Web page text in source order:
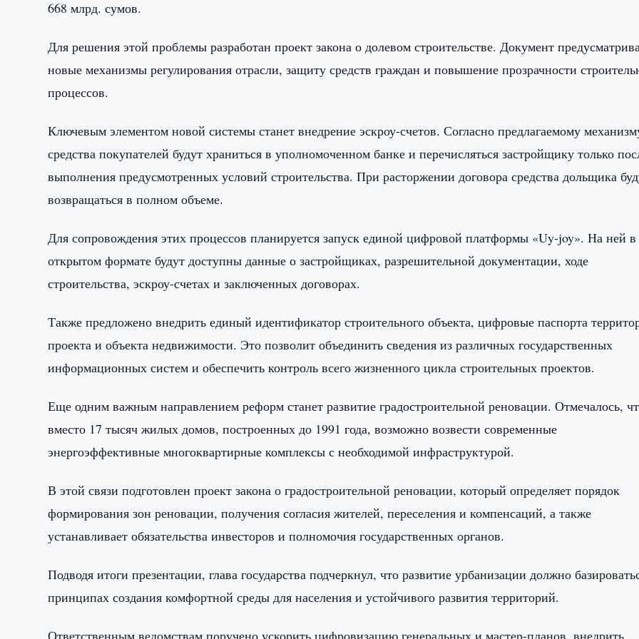
668 млрд. сумов.
Для решения этой проблемы разработан проект закона о долевом строительстве. Документ
новые механизмы регулирования отрасли, защиту средств граждан и повышение прозрачности
процессов.
Ключевым элементом новой системы станет внедрение эскроу-счетов. Согласно предлагаемому
средства покупателей будут храниться в уполномоченном банке и перечисляться застройщику только
выполнения предусмотренных условий строительства. При расторжении договора средства дольщика
возвращаться в полном объеме.
Для сопровождения этих процессов планируется запуск единой цифровой платформы «Uy-joy». На ней в
открытом формате будут доступны данные о застройщиках, разрешительной документации, ходе
строительства, эскроу-счетах и заключенных договорах.
Также предложено внедрить единый идентификатор строительного объекта, цифровые паспорта
проекта и объекта недвижимости. Это позволит объединить сведения из различных государственных
информационных систем и обеспечить контроль всего жизненного цикла строительных проектов.
Еще одним важным направлением реформ станет развитие градостроительной реновации. Отмечалось,
вместо 17 тысяч жилых домов, построенных до 1991 года, возможно возвести современные
энергоэффективные многоквартирные комплексы с необходимой инфраструктурой.
В этой связи подготовлен проект закона о градостроительной реновации, который определяет порядок
формирования зон реновации, получения согласия жителей, переселения и компенсаций, а также
устанавливает обязательства инвесторов и полномочия государственных органов.
Подводя итоги презентации, глава государства подчеркнул, что развитие урбанизации должно
принципах создания комфортной среды для населения и устойчивого развития территорий.
Ответственным ведомствам поручено ускорить цифровизацию генеральных и мастер-планов, внедрить